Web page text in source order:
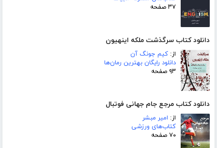
۳۷ صفحه
دانلود کتاب سرگذشت ملکه اینهیون
از: کیم جونگ آن
دانلود رایگان بهترین رمان‌ها
۹۳ صفحه
دانلود کتاب مرجع جام جهانی فوتبال
از: امیر مبشر
کتاب‌های ورزشی
۷۰ صفحه